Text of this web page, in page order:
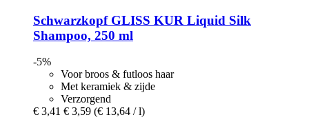
SchwarzkopfGLISS KUR Liquid Silk
Shampoo, 250 ml
-5%
Voor broos & futloos haar
Met keramiek & zijde
Verzorgend
€ 3,41 € 3,59 (€ 13,64 / l)